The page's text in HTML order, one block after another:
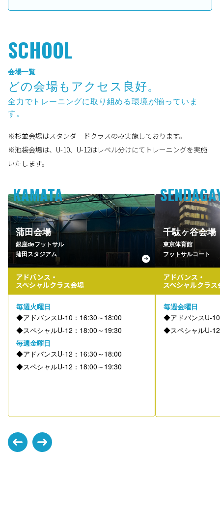
SCHOOL
会場一覧
どの会場もアクセス良好。
全力でトレーニングに取り組める環境が揃っていま
す。
※杉並会場はスタンダードクラスのみ実施しております。
※池袋会場は、U-10、U-12はレベル分けにてトレーニングを実施
いたします。
KAMATA
蒲田会場
銀座deフットサル
蒲田スタジアム
アドバンス・
スペシャルクラス会場
毎週火曜日
◆アドバンスU-10：16:30～18:00
◆スペシャルU-12：18:00～19:30
毎週金曜日
◆アドバンスU-12：16:30～18:00
◆スペシャルU-12：18:00～19:30
千駄ヶ谷会場
東京体育館
フットサルコート
アドバンス・
スペシャルクラス
毎週金曜日
◆アドバンスU-
◆スペシャルU-